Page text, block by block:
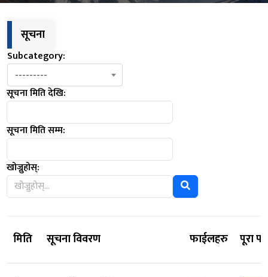
सूचना
Subcategory:
---------
सूचना मिति देखि:
सूचना मिति सम्म:
खोज्नुहोस्:
मिति सूचना विवरण फाईलहरु पूरा